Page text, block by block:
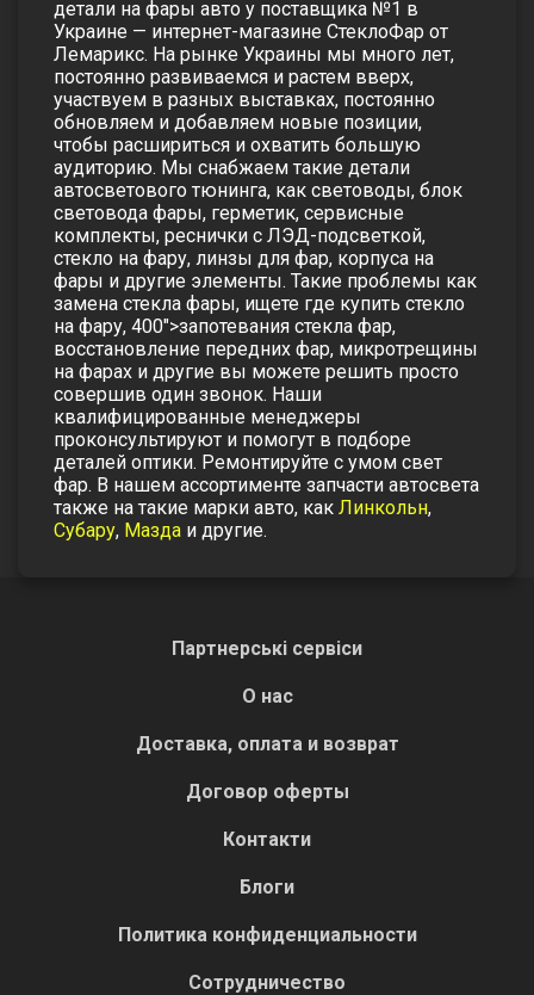
детали на фары авто у поставщика №1 в
Украине — интернет-магазине СтеклоФар от
Лемарикс. На рынке Украины мы много лет,
постоянно развиваемся и растем вверх,
участвуем в разных выставках, постоянно
обновляем и добавляем новые позиции,
чтобы расшириться и охватить большую
аудиторию. Мы снабжаем такие детали
автосветового тюнинга, как световоды, блок
световода фары, герметик, сервисные
комплекты, реснички с ЛЭД-подсветкой,
стекло на фару, линзы для фар, корпуса на
фары и другие элементы. Такие проблемы как
замена стекла фары, ищете где купить стекло
на фару, 400">запотевания стекла фар,
восстановление передних фар, микротрещины
на фарах и другие вы можете решить просто
совершив один звонок. Наши
квалифицированные менеджеры
проконсультируют и помогут в подборе
деталей оптики. Ремонтируйте с умом свет
фар. В нашем ассортименте запчасти автосвета
также на такие марки авто, как Линкольн,
Субару, Мазда и другие.
Партнерські сервіси
О нас
Доставка, оплата и возврат
Договор оферты
Контакти
Блоги
Политика конфиденциальности
Сотрудничество